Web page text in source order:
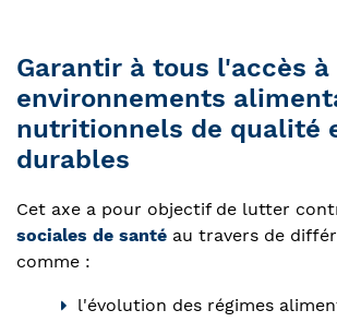
Garantir à tous l'accès à
environnements
nutritionnels de qualité
durables
Cet axe a pour objectif de lutter
sociales de santé au travers de
comme :
l'évolution des régimes